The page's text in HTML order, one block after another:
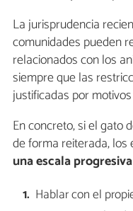
La jurisprudencia
comunidades pueden
relacionados con los
siempre que las
justificadas por
En concreto, si el gato
de forma reiterada,
una escala progresiva
Hablar con el